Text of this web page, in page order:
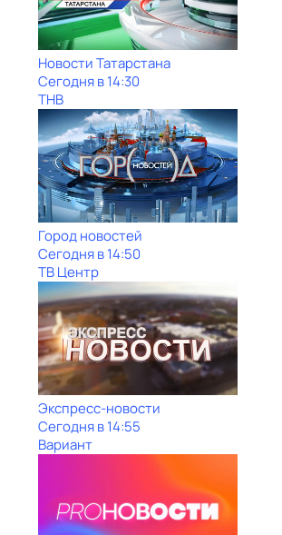
Новости Татарстана
Сегодня в 14:30
ТНВ
Город новостей
Сегодня в 14:50
ТВ Центр
Экспресс-новости
Сегодня в 14:55
Вариант